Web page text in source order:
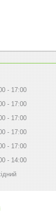
17:00
17:00
17:00
17:00
17:00
14:00